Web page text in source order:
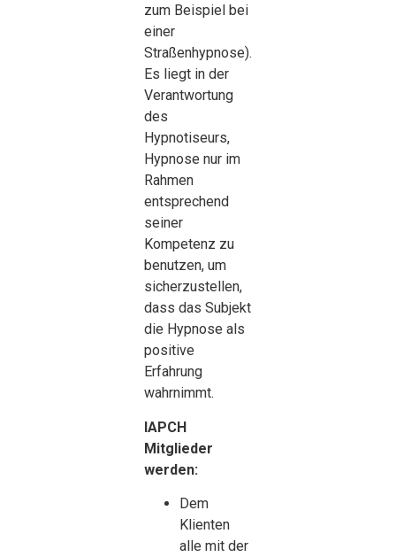
zum Beispiel bei
einer
Straßenhypnose).
Es liegt in der
Verantwortung
des
Hypnotiseurs,
Hypnose nur im
Rahmen
entsprechend
seiner
Kompetenz zu
benutzen, um
sicherzustellen,
dass das Subjekt
die Hypnose als
positive
Erfahrung
wahrnimmt.
IAPCH
Mitglieder
werden:
Dem
Klienten
alle mit der